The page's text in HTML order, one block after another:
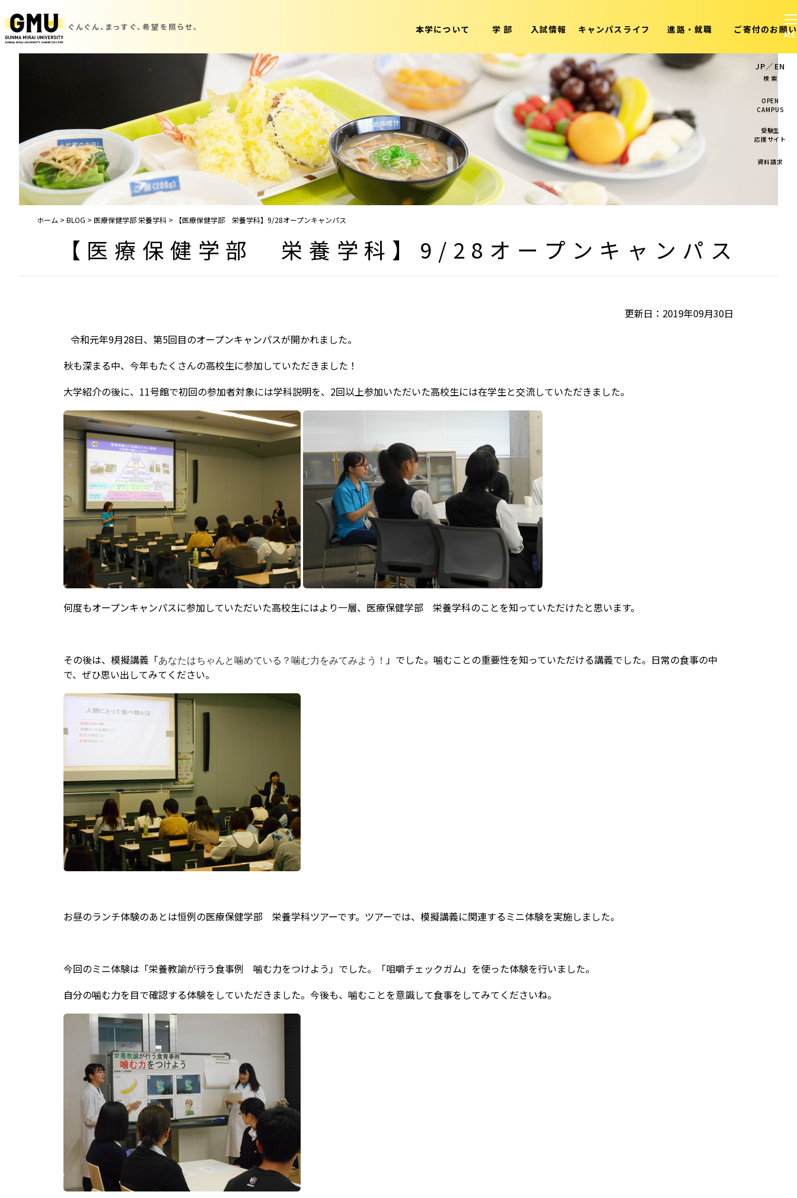
ぐんぐん、まっすぐ、 希望を照らせ。 本学について 学 部 入試情報 キャンパスライフ 進路・就職 ご寄付のお願い
ホーム > BLOG > 医療保健学部 栄養学科 > 【医療保健学部 栄養学科】9/28オープンキャンパス
【医療保健学部 栄養学科】9/28オープンキャンパス
更新日：2019年09月30日
令和元年9月28日、第5回目のオープンキャンパスが開かれました。
秋も深まる中、今年もたくさんの高校生に参加していただきました！
大学紹介の後に、11号館で初回の参加者対象には学科説明を、2回以上参加いただいた高校生には在学生と交流していただきました。
何度もオープンキャンパスに参加していただいた高校生にはより一層、医療保健学部 栄養学科のことを知っていただけたと思います。
その後は、模擬講義「あなたはちゃんと噛めている？噛む力をみてみよう！ 」でした。噛むことの重要性を知っていただける講義でした。日常の食事の中
で、ぜひ思い出してみてください。
お昼のランチ体験のあとは恒例の医療保健学部 栄養学科ツアーです。ツアーでは、模擬講義に関連するミニ体験を実施しました。
今回のミニ体験は「栄養教諭が行う食事例 噛む力をつけよう」でした。「咀嚼チェックガム」を使った体験を行いました。
自分の噛む力を目で確認する体験をしていただきました。今後も、噛むことを意識して食事をしてみてくださいね。
JP／EN
検 索
OPEN
CAMPUS
受験生
応援サイト
資料請求